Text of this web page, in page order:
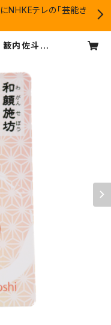
NHKEテレの「芸能き
内佐斗司